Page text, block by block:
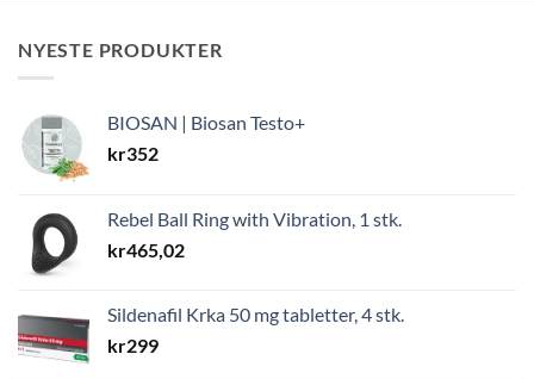
NYESTE PRODUKTER
BIOSAN | Biosan Testo+
kr352
Rebel Ball Ring with Vibration, 1 stk.
kr465,02
Sildenafil Krka 50 mg tabletter, 4 stk.
kr299